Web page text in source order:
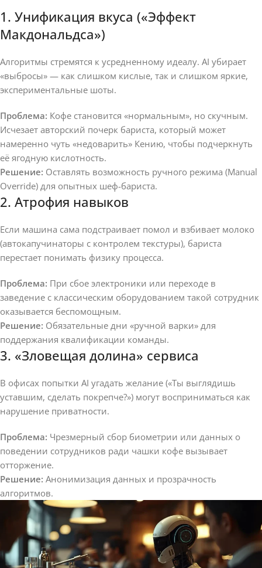
1. Унификация вкуса («Эффект
Макдональдса»)
Алгоритмы стремятся к усредненному идеалу. AI убирает
«выбросы» — как слишком кислые, так и слишком яркие,
экспериментальные шоты.
Проблема: Кофе становится «нормальным», но скучным.
Исчезает авторский почерк бариста, который может
намеренно чуть «недоварить» Кению, чтобы подчеркнуть
её ягодную кислотность.
Решение: Оставлять возможность ручного режима (Manual
Override) для опытных шеф-бариста.
2. Атрофия навыков
Если машина сама подстраивает помол и взбивает молоко
(автокапучинаторы с контролем текстуры), бариста
перестает понимать физику процесса.
Проблема: При сбое электроники или переходе в
заведение с классическим оборудованием такой сотрудник
оказывается беспомощным.
Решение: Обязательные дни «ручной варки» для
поддержания квалификации команды.
3. «Зловещая долина» сервиса
В офисах попытки AI угадать желание («Ты выглядишь
уставшим, сделать покрепче?») могут восприниматься как
нарушение приватности.
Проблема: Чрезмерный сбор биометрии или данных о
поведении сотрудников ради чашки кофе вызывает
отторжение.
Решение: Анонимизация данных и прозрачность
алгоритмов.